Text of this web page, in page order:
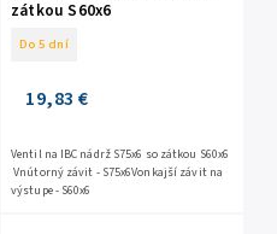
zátkou S60x6
Do 5 dní
19,83 €
Ventil na IBC nádrž S75x6 so zátkou S60x6
Vnútorný závit - S75x6Vonkajší závit na
výstupe - S60x6